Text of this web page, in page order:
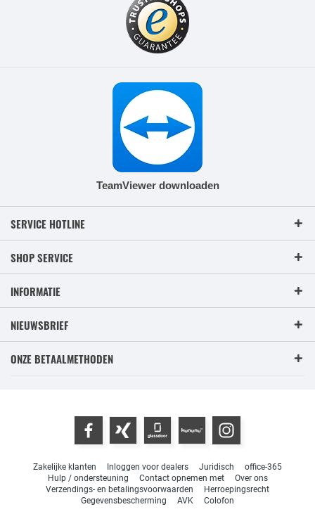
TeamViewer downloaden
SERVICE HOTLINE
SHOP SERVICE
INFORMATIE
NIEUWSBRIEF
ONZE BETAALMETHODEN
Zakelijke klanten Inloggen voor dealers Juridisch
office-365
Hulp / ondersteuning
Contact opnemen met
Over ons
Verzendings- en betalingsvoorwaarden
Herroepingsrecht
Gegevensbescherming
AVK Colofon